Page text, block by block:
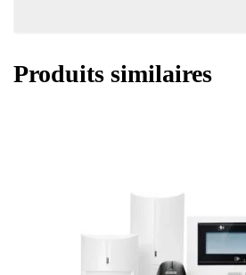
Produits similaires